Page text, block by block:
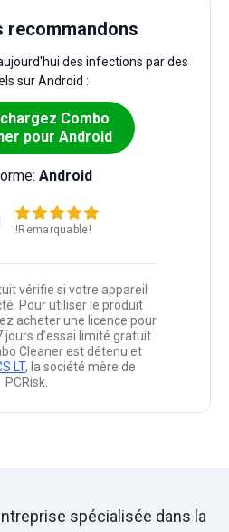
recommandons
des infections par des
sur Android :
Combo
pour Android
Android
!Remarquable!
vérifie si votre appareil
Pour utiliser le produit
acheter une licence pour
jours d’essai limité gratuit
Cleaner est détenu et
LT, la société mère de
PCRisk.
spécialisée dans la